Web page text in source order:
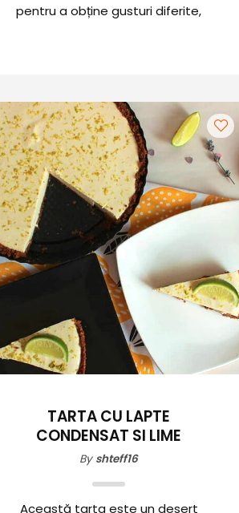
pentru a obține gusturi diferite,
dintre paste și creveți, o combinație
perfectă pentru un prânz rapid și
gustos.
TARTA CU LAPTE
CONDENSAT SI LIME
By shteff16
Această tarta este un desert